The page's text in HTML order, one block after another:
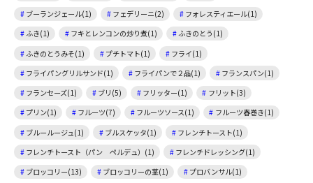
ブーランジェール(1)
フェデリーニ(2)
フォレスティエール(1)
ふき(1)
フキとレンコンの炒り煮(1)
ふきのとう(1)
ふきのとうみそ(1)
プチトマト(1)
フライ(1)
フライパングリルサンド(1)
フライパンで２品(1)
フランスパン(1)
フランセーズ(1)
ブリ(5) フリッター(1)
フリット(3)
プリン(1)
フルーツ(7) フルーツソース(1)
フルーツ春巻き(1)
ブルールージュ(1)
ブルスケッタ(1)
フレンチトースト(1)
フレンチトースト（パン ペルデュ）(1)
フレンチドレッシング(1)
ブロッコリー(13)
ブロッコリーの茎(1)
プロバンサル(1)